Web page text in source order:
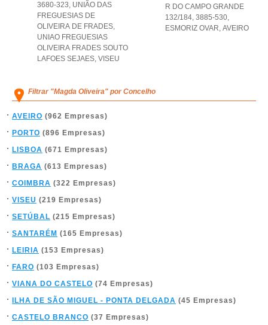
3680-323, UNIÃO DAS
FREGUESIAS DE
OLIVEIRA DE FRADES,
UNIAO FREGUESIAS
OLIVEIRA FRADES SOUTO
LAFOES SEJAES, VISEU
R DO CAMPO GRANDE
132/184, 3885-530,
ESMORIZ OVAR, AVEIRO
Filtrar "Magda Oliveira" por Concelho
AVEIRO (962 Empresas)
PORTO (896 Empresas)
LISBOA (671 Empresas)
BRAGA (613 Empresas)
COIMBRA (322 Empresas)
VISEU (219 Empresas)
SETÚBAL (215 Empresas)
SANTARÉM (165 Empresas)
LEIRIA (153 Empresas)
FARO (103 Empresas)
VIANA DO CASTELO (74 Empresas)
ILHA DE SÃO MIGUEL - PONTA DELGADA (45 Empresas)
CASTELO BRANCO (37 Empresas)